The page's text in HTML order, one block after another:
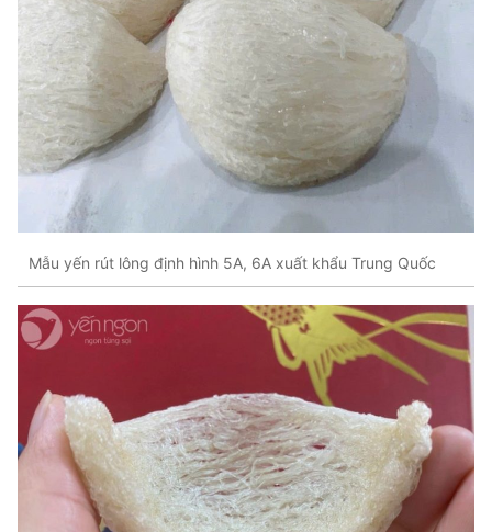
Mẫu yến rút lông định hình 5A, 6A xuất khẩu Trung Quốc